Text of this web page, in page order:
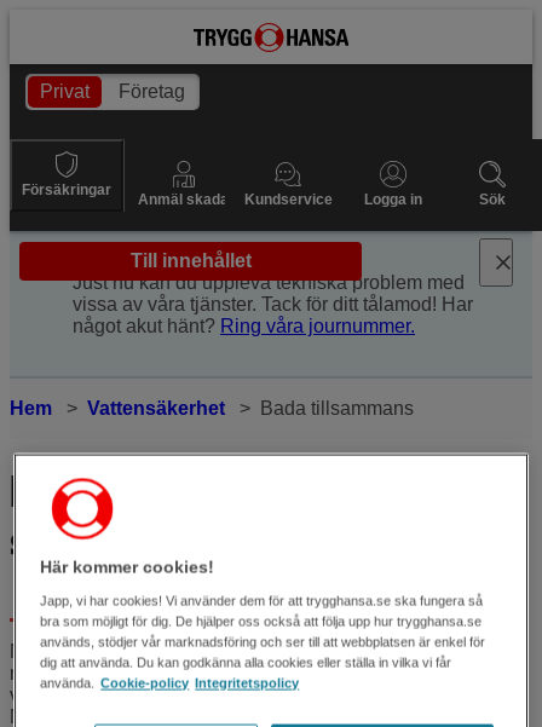
Till innehållet
Privat Företag
Försäkringar
Anmäl skada Kundservice Logga in Sök
Just nu kan du uppleva tekniska problem med
vissa av våra tjänster. Tack för ditt tålamod! Har
något akut hänt? Ring våra journummer.
Hem Vattensäkerhet Bada tillsammans
Bada tillsammans – något att
skylta med!
Många som drunknar gör det ensamma, när ingen ser. Trots
riskerna med att bada ensam illustreras skylten som visar
vägen till badplatser längs landsvägarna bara av en person.
Nu vill vi få fler att bada tillsammans, genom att skylta om.
Här kommer cookies!
Japp, vi har cookies! Vi använder dem för att trygghansa.se ska fungera så
bra som möjligt för dig. De hjälper oss också att följa upp hur trygghansa.se
används, stödjer vår marknadsföring och ser till att webbplatsen är enkel för
dig att använda. Du kan godkänna alla cookies eller ställa in vilka vi får
använda. Cookie-policy Integritetspolicy